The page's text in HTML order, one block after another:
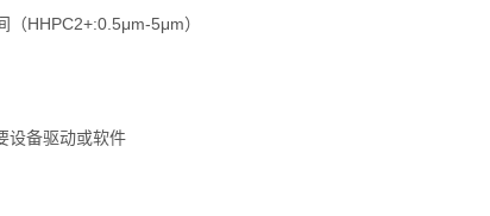
HHPC2+:0.5μm-5μm）
设备驱动或软件